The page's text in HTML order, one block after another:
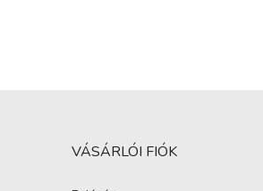
VÁSÁRLÓI FIÓK